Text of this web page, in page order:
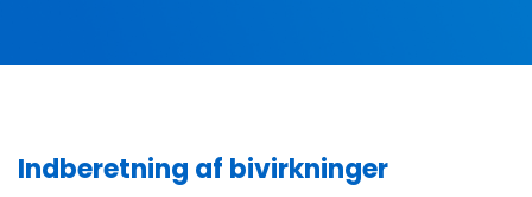
Indberetning af bivirkninger